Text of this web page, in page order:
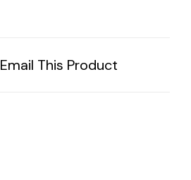
Email This Product